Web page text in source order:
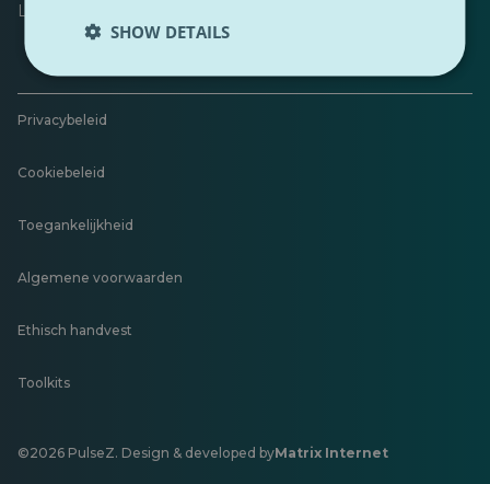
Laat feedback achter
Privacybeleid
Cookiebeleid
Toegankelijkheid
Algemene voorwaarden
Ethisch handvest
Toolkits
©2026 PulseZ. Design & developed byMatrix Internet
Opent
SHOW DETAILS